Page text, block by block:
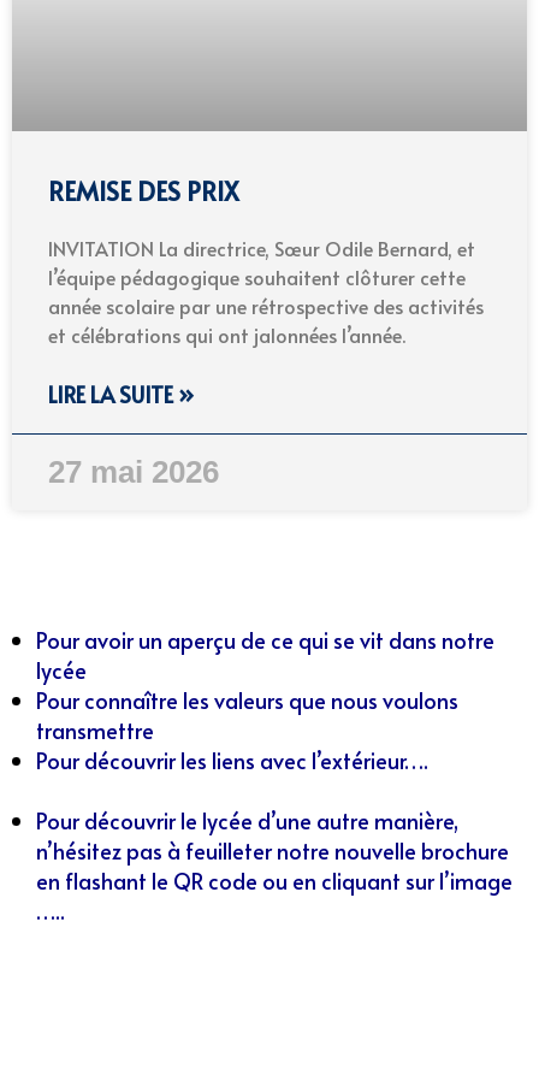
REMISE DES PRIX
INVITATION La directrice, Sœur Odile Bernard, et
l’équipe pédagogique souhaitent clôturer cette
année scolaire par une rétrospective des activités
et célébrations qui ont jalonnées l’année.
LIRE LA SUITE »
27 mai 2026
Pour avoir un aperçu de ce qui se vit dans notre
lycée
Pour connaître les valeurs que nous voulons
transmettre
Pour découvrir les liens avec l’extérieur….
Pour découvrir le lycée d’une autre manière,
n’hésitez pas à feuilleter notre nouvelle brochure
en flashant le QR code ou en cliquant sur l’image
…..